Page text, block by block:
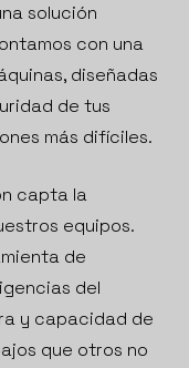
solución
con una
diseñadas
de tus
más difíciles.
capta la
equipos.
de
del
y capacidad de
que otros no